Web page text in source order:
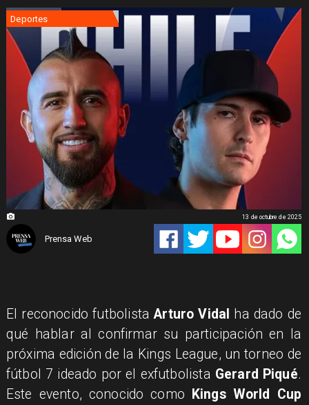
Deportes
Prensa Web
13 de octubre de 2025
El reconocido futbolistaArturo Vidal
ha dado de
qué hablar al confirmar su participación en la
próxima edición de la Kings League, un torneo de
fútbol 7 ideado por el exfutbolista Gerard Piqué.
Este evento, conocido como
Kings World Cup